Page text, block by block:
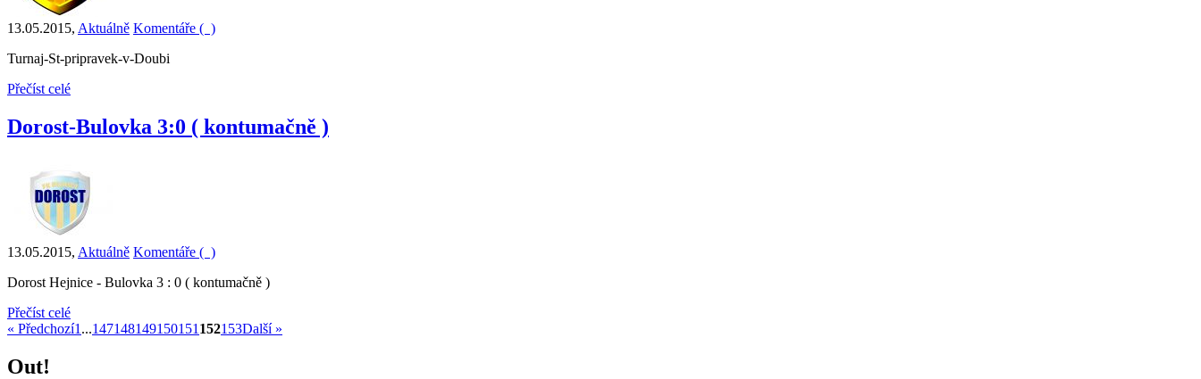
13.05.2015, Aktuálně Komentáře ( )
Turnaj-St-pripravek-v-Doubi
Přečíst celé
Dorost-Bulovka 3:0 ( kontumačně )
13.05.2015, Aktuálně Komentáře ( )
Dorost Hejnice - Bulovka 3 : 0 ( kontumačně )
Přečíst celé
« Předchozí1 ...147148149150151 152153Další »
Out!